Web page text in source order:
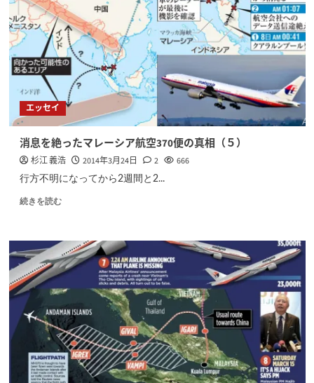
エッセイ
消息を絶ったマレーシア航空370便の真相（５）
杉江 義浩 2014年3月24日 2 666
行方不明になってから2週間と2...
続きを読む